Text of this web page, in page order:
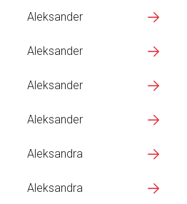
Aleksander
Aleksander
Aleksander
Aleksander
Aleksandra
Aleksandra